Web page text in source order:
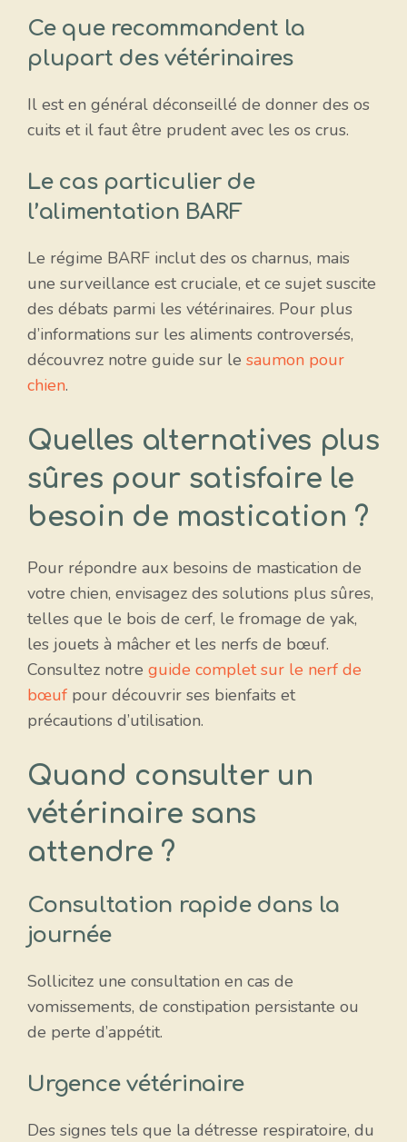
Ce que recommandent la
plupart des vétérinaires
Il est en général déconseillé de donner des os
cuits et il faut être prudent avec les os crus.
Le cas particulier de
l’alimentation BARF
Le régime BARF inclut des os charnus, mais
une surveillance est cruciale, et ce sujet suscite
des débats parmi les vétérinaires. Pour plus
d’informations sur les aliments controversés,
découvrez notre guide sur le saumon pour
chien.
Quelles alternatives plus
sûres pour satisfaire le
besoin de mastication ?
Pour répondre aux besoins de mastication de
votre chien, envisagez des solutions plus sûres,
telles que le bois de cerf, le fromage de yak,
les jouets à mâcher et les nerfs de bœuf.
Consultez notre guide complet sur le nerf de
bœuf pour découvrir ses bienfaits et
précautions d’utilisation.
Quand consulter un
vétérinaire sans
attendre ?
Consultation rapide dans la
journée
Sollicitez une consultation en cas de
vomissements, de constipation persistante ou
de perte d’appétit.
Urgence vétérinaire
Des signes tels que la détresse respiratoire, du